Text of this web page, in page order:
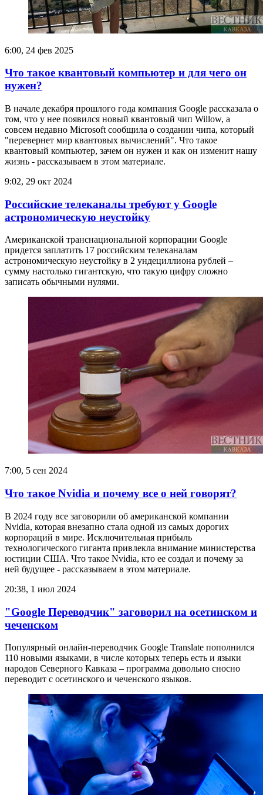
6:00, 24 фев 2025
Что такое квантовый компьютер и для чего он
нужен?
В начале декабря прошлого года компания Google рассказала о
том, что у нее появился новый квантовый чип Willow, а
совсем недавно Microsoft сообщила о создании чипа, который
"перевернет мир квантовых вычислений". Что такое
квантовый компьютер, зачем он нужен и как он изменит нашу
жизнь - рассказываем в этом материале.
9:02, 29 окт 2024
Российские телеканалы требуют у Google
астрономическую неустойку
Американской транснациональной корпорации Google
придется заплатить 17 российским телеканалам
астрономическую неустойку в 2 ундециллиона рублей –
сумму настолько гигантскую, что такую цифру сложно
записать обычными нулями.
7:00, 5 сен 2024
Что такое Nvidia и почему все о ней говорят?
В 2024 году все заговорили об американской компании
Nvidia, которая внезапно стала одной из самых дорогих
корпораций в мире. Исключительная прибыль
технологического гиганта привлекла внимание министерства
юстиции США. Что такое Nvidia, кто ее создал и почему за
ней будущее - рассказываем в этом материале.
20:38, 1 июл 2024
"Google Переводчик" заговорил на осетинском и
чеченском
Популярный онлайн-переводчик Google Translate пополнился
110 новыми языками, в числе которых теперь есть и языки
народов Северного Кавказа – программа довольно сносно
переводит с осетинского и чеченского языков.